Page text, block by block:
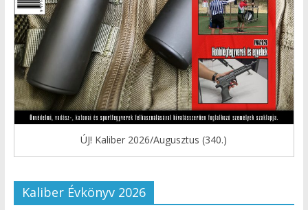
ÚJ! Kaliber 2026/Augusztus (340.)
Kaliber Évkönyv 2026